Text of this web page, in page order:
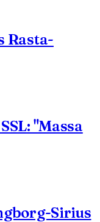
Rasta-
"Massa
Sirius